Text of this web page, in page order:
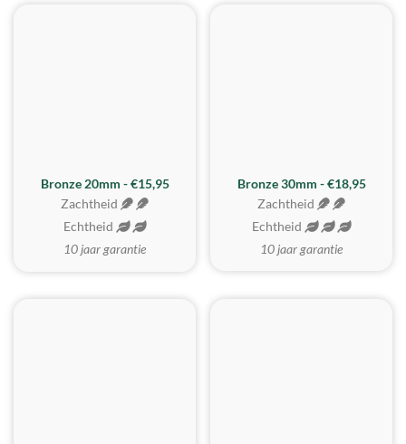
Bronze 20mm - €15,95
Zachtheid
Echtheid
10 jaar garantie
BESTE KOOP
Bronze 30mm - €18,95
Zachtheid
Echtheid
10 jaar garantie